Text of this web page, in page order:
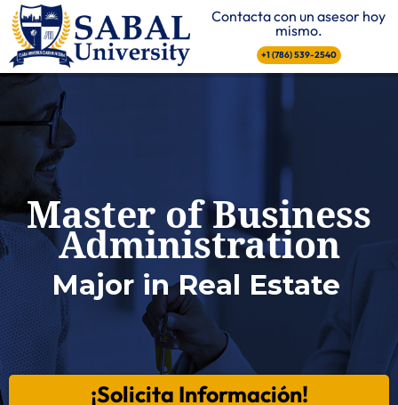
Contacta con un asesor hoy
mismo.
+1 (786) 539-2540
Master of Business
Administration
Major in Real Estate
¡Solicita Información!